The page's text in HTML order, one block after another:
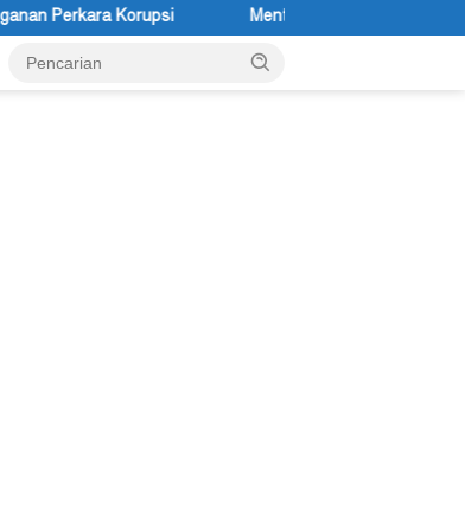
Menteri Agama Nasaruddin Umar Diminta Serius